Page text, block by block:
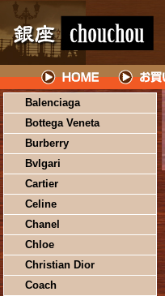
Balenciaga
Bottega Veneta
Burberry
Bvlgari
Cartier
Celine
Chanel
Chloe
Christian Dior
Coach